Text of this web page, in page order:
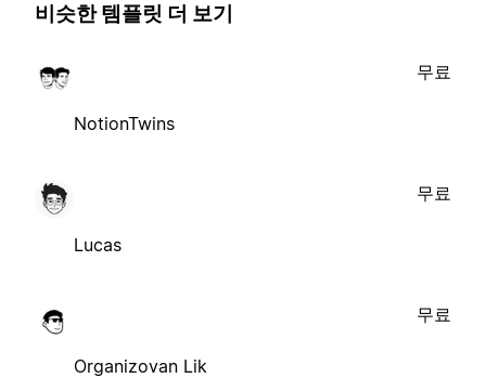
비슷한 템플릿 더 보기
NotionTwins
무료
Lucas
무료
Organizovan Lik
무료